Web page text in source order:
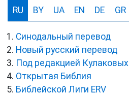
RU BY UA EN DE GR
Синодальный перевод
Новый русский перевод
Под редакцией Кулаковых
Открытая Библия
Библейской Лиги ERV